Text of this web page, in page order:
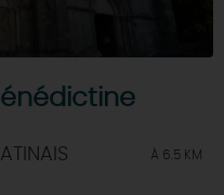
À 6.5 KM